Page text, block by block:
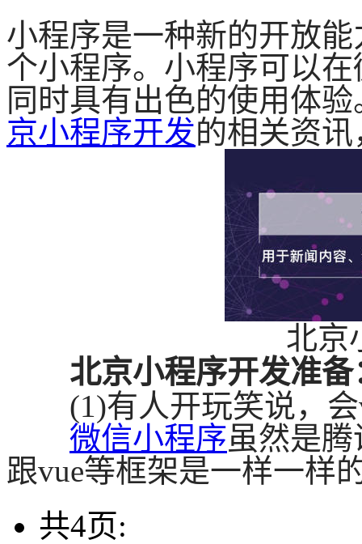
小程序是一种新的开放
个小程序。小程序可以
同时具有出色的使用体
京小程序开发的相关资
北京
北京小程序开发准备
(1)有人开玩笑说，
微信小程序虽然是
跟vue等框架是一样一样
共4页: